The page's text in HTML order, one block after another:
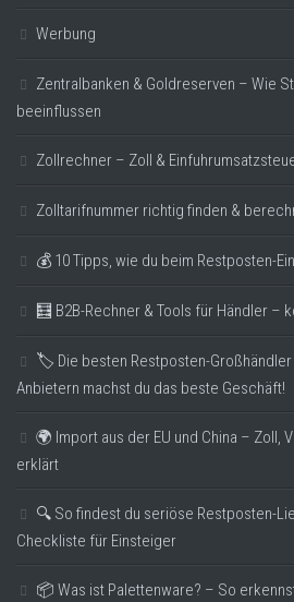
Werbung
Zentralbanken & Goldreserven – Wie
beeinflussen
Zollrechner – Zoll &
Zolltarifnummer richtig finden &
💰 10 Tipps, wie du beim Restposten-
🧮 B2B-Rechner & Tools für Händler –
🏷️ Die besten Restposten-Großhändler
Anbietern machst du das beste Geschäft!
🌍 Import aus der EU und China – Zoll,
erklärt
🔍 So findest du seriöse Restposten-
Checkliste für Einsteiger
📦 Was ist Palettenware? – So